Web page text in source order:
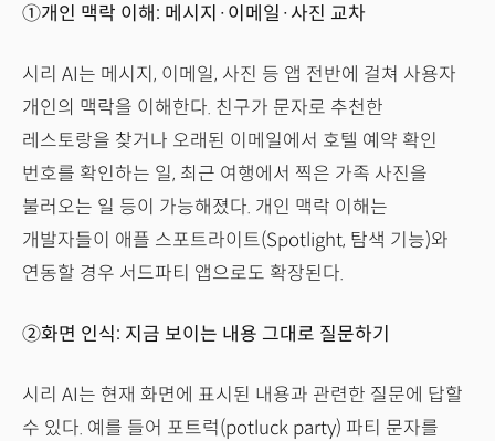
①개인 맥락 이해: 메시지·이메일·사진 교차
시리 AI는 메시지, 이메일, 사진 등 앱 전반에 걸쳐 사용자
개인의 맥락을 이해한다. 친구가 문자로 추천한
레스토랑을 찾거나 오래된 이메일에서 호텔 예약 확인
번호를 확인하는 일, 최근 여행에서 찍은 가족 사진을
불러오는 일 등이 가능해졌다. 개인 맥락 이해는
개발자들이 애플 스포트라이트(Spotlight, 탐색 기능)와
연동할 경우 서드파티 앱으로도 확장된다.
②화면 인식: 지금 보이는 내용 그대로 질문하기
시리 AI는 현재 화면에 표시된 내용과 관련한 질문에 답할
수 있다. 예를 들어 포트럭(potluck party) 파티 문자를